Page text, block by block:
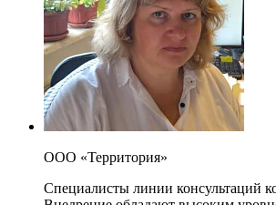
ООО «Территория»
Специалисты линии консультаций